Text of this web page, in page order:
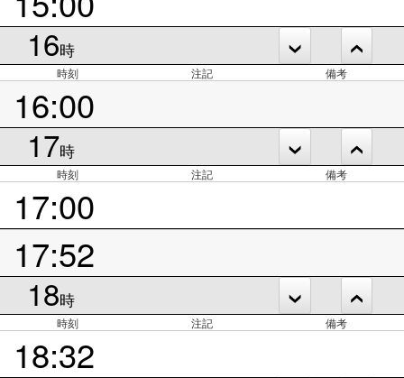
16時
時刻 注記 備考
16:00
17時
時刻 注記 備考
17:00
17:52
18時
時刻 注記 備考
18:32